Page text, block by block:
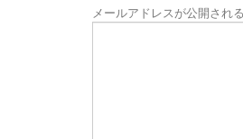
メールアドレスが公開され